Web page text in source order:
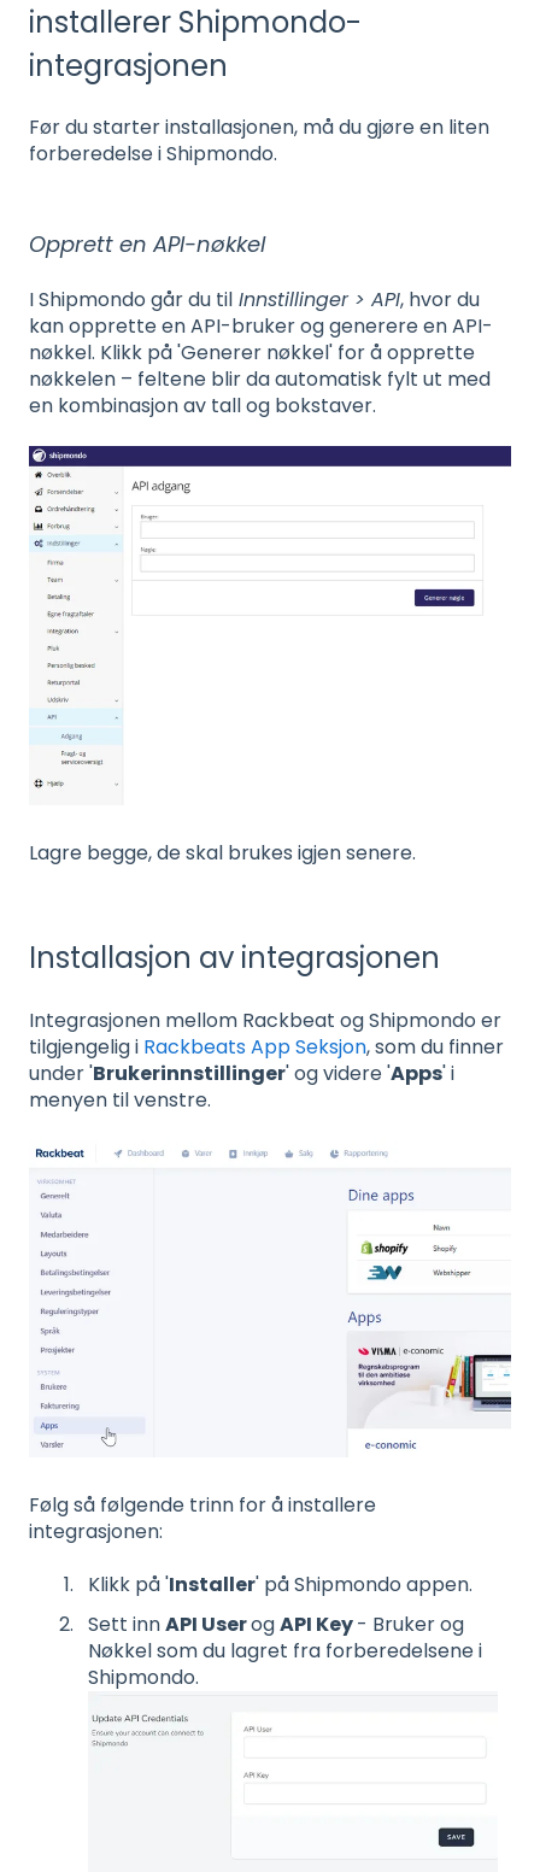
installerer Shipmondo-
integrasjonen
Før du starter installasjonen, må du gjøre en liten
forberedelse i Shipmondo.
Opprett en API-nøkkel
I Shipmondo går du til Innstillinger > API, hvor du
kan opprette en API-bruker og generere en API-
nøkkel. Klikk på 'Generer nøkkel' for å opprette
nøkkelen – feltene blir da automatisk fylt ut med
en kombinasjon av tall og bokstaver.
Lagre begge, de skal brukes igjen senere.
Installasjon av integrasjonen
Integrasjonen mellom Rackbeat og Shipmondo er
tilgjengelig i Rackbeats App Seksjon, som du finner
under 'Brukerinnstillinger' og videre 'Apps' i
menyen til venstre.
Følg så følgende trinn for å installere
integrasjonen:
Klikk på 'Installer' på Shipmondo appen.
Sett innAPI UserogAPI Key- Bruker og
Nøkkel som du lagret fra forberedelsene i
Shipmondo.